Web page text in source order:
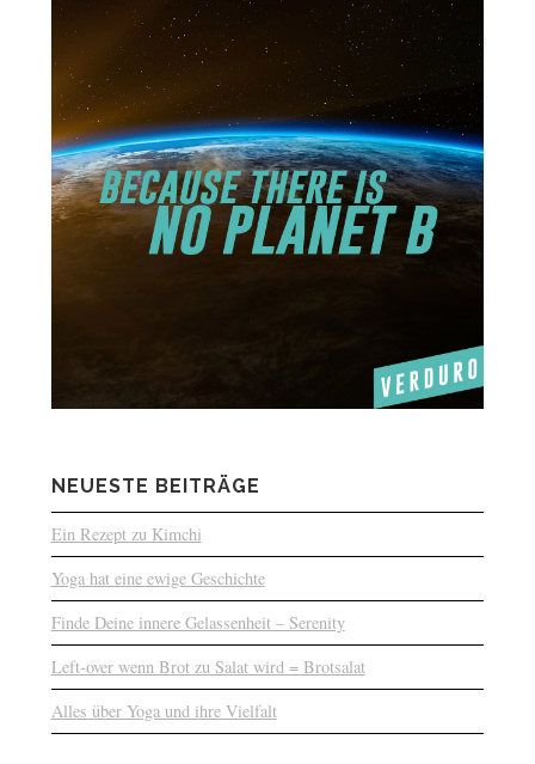
NEUESTE BEITRÄGE
Ein Rezept zu Kimchi
Yoga hat eine ewige Geschichte
Finde Deine innere Gelassenheit – Serenity
Left-over wenn Brot zu Salat wird = Brotsalat
Alles über Yoga und ihre Vielfalt